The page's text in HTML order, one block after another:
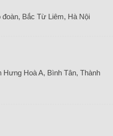
nhà, dọn dẹp.
mua tại Điện tử Đại
lại trải nghiệm mua sắm
đoàn, Bắc Từ Liêm, Hà Nội
Hoà A, Bình Tân, Thành